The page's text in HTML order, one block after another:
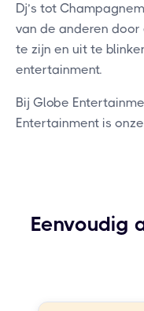
Dj’s tot
van de anderen
te zijn en uit te
entertainment.
Bij Globe
Entertainment is
Eenvoudig